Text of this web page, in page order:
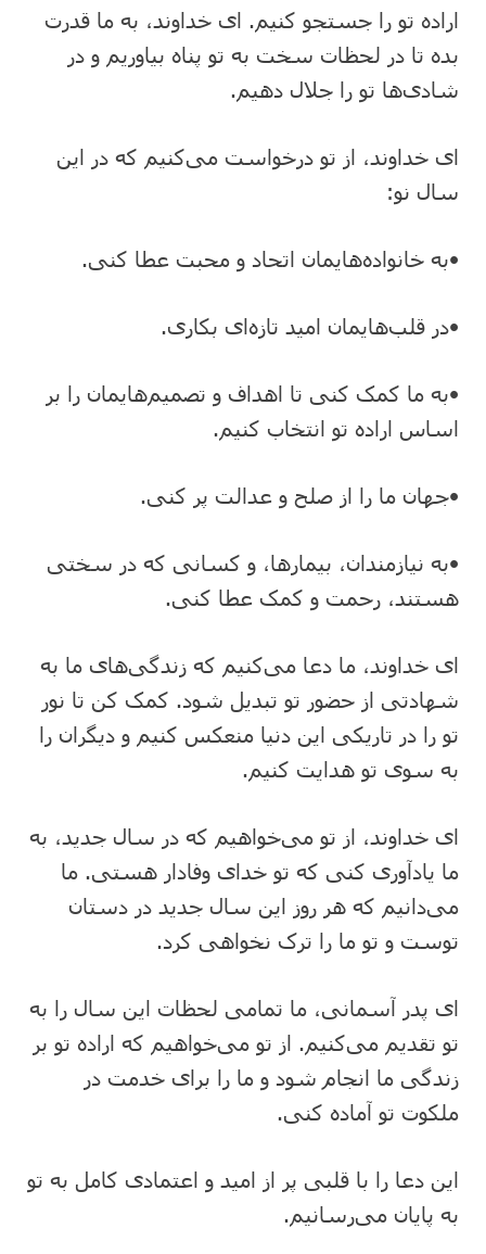
اراده تو را جستجو کنیم. ای خداوند، به ما قدرت
بده تا در لحظات سخت به تو پناه بیاوریم و در
شادی‌ها تو را جلال دهیم.
ای خداوند، از تو درخواست می‌کنیم که در این
سال نو:
•به خانواده‌هایمان اتحاد و محبت عطا کنی.
•در قلب‌هایمان امید تازه‌ای بکاری.
•به ما کمک کنی تا اهداف و تصمیم‌هایمان را بر
اساس اراده تو انتخاب کنیم.
•جهان ما را از صلح و عدالت پر کنی.
•به نیازمندان، بیمارها، و کسانی که در سختی
هستند، رحمت و کمک عطا کنی.
ای خداوند، ما دعا می‌کنیم که زندگی‌های ما به
شهادتی از حضور تو تبدیل شود. کمک کن تا نور
تو را در تاریکی این دنیا منعکس کنیم و دیگران را
به سوی تو هدایت کنیم.
ای خداوند، از تو می‌خواهیم که در سال جدید، به
ما یادآوری کنی که تو خدای وفادار هستی. ما
می‌دانیم که هر روز این سال جدید در دستان
توست و تو ما را ترک نخواهی کرد.
ای پدر آسمانی، ما تمامی لحظات این سال را به
تو تقدیم می‌کنیم. از تو می‌خواهیم که اراده تو بر
زندگی ما انجام شود و ما را برای خدمت در
ملکوت تو آماده کنی.
این دعا را با قلبی پر از امید و اعتمادی کامل به تو
به پایان می‌رسانیم.